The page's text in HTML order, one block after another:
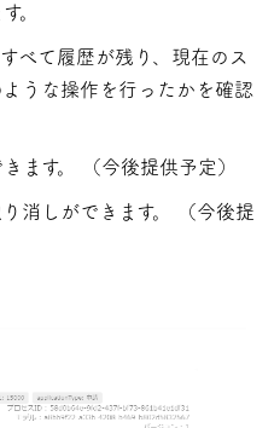
。
べて履歴が残り、現在のス
うな操作を行ったかを確認
ます。 （今後提供予定）
消しができます。 （今後提